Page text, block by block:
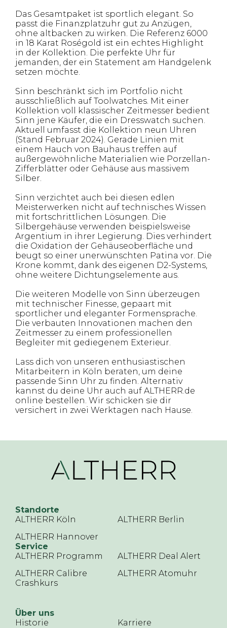
Das Gesamtpaket ist sportlich elegant. So
passt die Finanzplatzuhr gut zu Anzügen,
ohne altbacken zu wirken. Die Referenz 6000
in 18 Karat Roségold ist ein echtes Highlight
in der Kollektion. Die perfekte Uhr für
jemanden, der ein Statement am Handgelenk
setzen möchte.
Sinn beschränkt sich im Portfolio nicht
ausschließlich auf Toolwatches. Mit einer
Kollektion voll klassischer Zeitmesser bedient
Sinn jene Käufer, die ein Dresswatch suchen.
Aktuell umfasst die Kollektion neun Uhren
(Stand Februar 2024). Gerade Linien mit
einem Hauch von Bauhaus treffen auf
außergewöhnliche Materialien wie Porzellan-
Zifferblätter oder Gehäuse aus massivem
Silber.
Sinn verzichtet auch bei diesen edlen
Meisterwerken nicht auf technisches Wissen
mit fortschrittlichen Lösungen. Die
Silbergehäuse verwenden beispielsweise
Argentium in ihrer Legierung. Dies verhindert
die Oxidation der Gehäuseoberfläche und
beugt so einer unerwünschten Patina vor. Die
Krone kommt, dank des eigenen D2-Systems,
ohne weitere Dichtungselemente aus.
Die weiteren Modelle von Sinn überzeugen
mit technischer Finesse, gepaart mit
sportlicher und eleganter Formensprache.
Die verbauten Innovationen machen den
Zeitmesser zu einem professionellen
Begleiter mit gediegenem Exterieur.
Lass dich von unseren enthusiastischen
Mitarbeitern in Köln beraten, um deine
passende Sinn Uhr zu finden. Alternativ
kannst du deine Uhr auch auf ALTHERR.de
online bestellen. Wir schicken sie dir
versichert in zwei Werktagen nach Hause.
Standorte
ALTHERR Köln
ALTHERR Berlin
ALTHERR Hannover
Service
ALTHERR Programm
ALTHERR Deal Alert
ALTHERR Calibre
Crashkurs
ALTHERR Atomuhr
Über uns
Historie
Karriere